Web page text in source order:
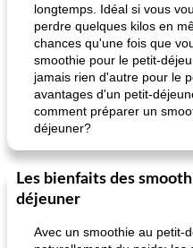
longtemps. Idéal si vous
perdre quelques kilos en
chances qu'une fois que
smoothie pour le petit-
jamais rien d'autre pour le
avantages d'un petit-
comment préparer un
déjeuner?
Les bienfaits des
déjeuner
Avec un smoothie au petit-